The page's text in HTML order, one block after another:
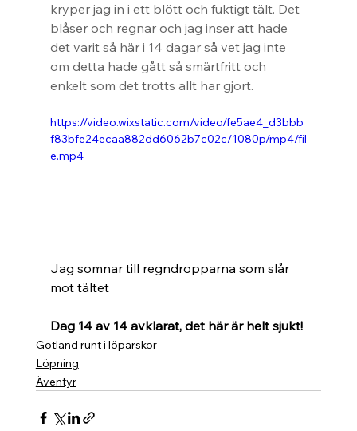
kryper jag in i ett blött och fuktigt tält. Det
blåser och regnar och jag inser att hade
det varit så här i 14 dagar så vet jag inte
om detta hade gått så smärtfritt och
enkelt som det trotts allt har gjort.
https://video.wixstatic.com/video/fe5ae4_d3bbb
f83bfe24ecaa882dd6062b7c02c/1080p/mp4/fil
e.mp4
Jag somnar till regndropparna som slår
mot tältet
Dag 14 av 14 avklarat, det här är helt sjukt!
Gotland runt i löparskor
Löpning
Äventyr